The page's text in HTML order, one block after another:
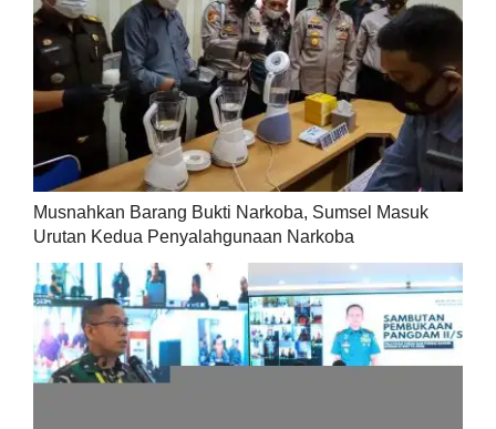
Musnahkan Barang Bukti Narkoba, Sumsel Masuk
Urutan Kedua Penyalahgunaan Narkoba